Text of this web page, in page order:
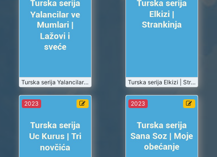
Turska serija Yalancilar ve Mumlari | Lažovi i sveće
Mumlari |
Lažovi i
sveće
2023-07
Turske Serije
2023-07-01 Turska serija Elkizi | Strankinja
Strankinja
2023-07
2023-07-01
2023
Turska serija
novčića
2023-07
2023
Turska serija
Moje
obećanje
2023-07